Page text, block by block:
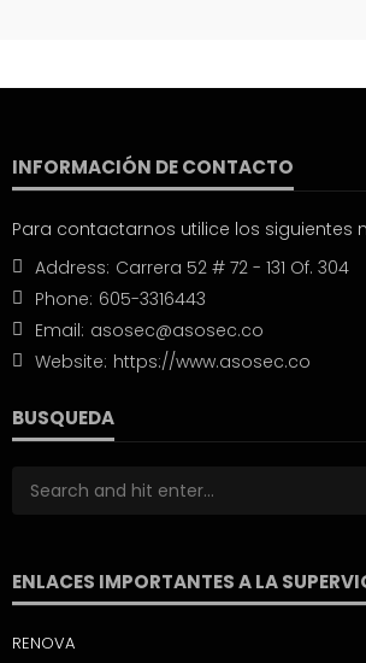
INFORMACIÓN DE CONTACTO
Para contactarnos utilice los siguientes
Address: Carrera 52 # 72 - 131 Of. 304
Phone: 605-3316443
Email: asosec@asosec.co
Website: https://www.asosec.co
BUSQUEDA
ENLACES IMPORTANTES A LA
RENOVA